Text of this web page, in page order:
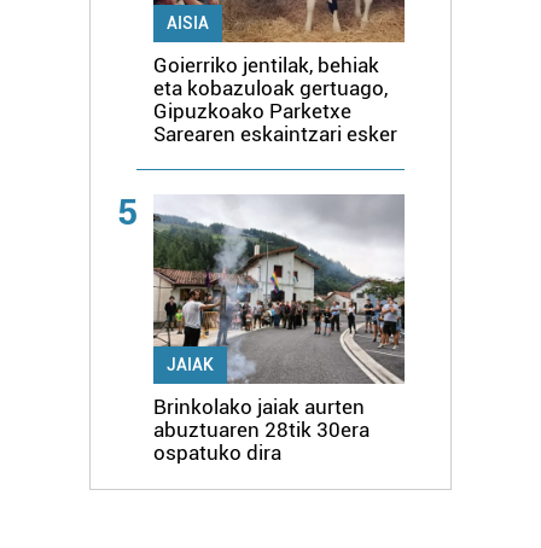
AISIA
Goierriko jentilak, behiak
eta kobazuloak gertuago,
Gipuzkoako Parketxe
Sarearen eskaintzari esker
5
JAIAK
Brinkolako jaiak aurten
abuztuaren 28tik 30era
ospatuko dira